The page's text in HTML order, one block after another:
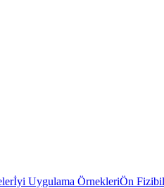
İyi Uygulama ÖrnekleriÖn